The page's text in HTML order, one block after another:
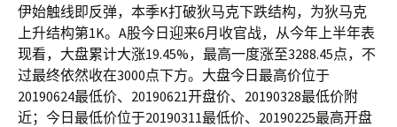
伊始触线即反弹，本季K打破狄马克下跌结构，为狄马克
上升结构第1K。A股今日迎来6月收官战，从今年上半年表
现看，大盘累计大涨19.45%，最高一度涨至3288.45点，不
过最终依然收在3000点下方。大盘今日最高价位于
20190624最低价、20190621开盘价、20190328最低价附
近；今日最低价位于20190311最低价、20190225最高开盘